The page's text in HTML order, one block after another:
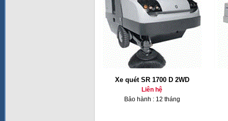
Xe quét SR 1700 D 2WD
Liên hệ
Bảo hành : 12 tháng